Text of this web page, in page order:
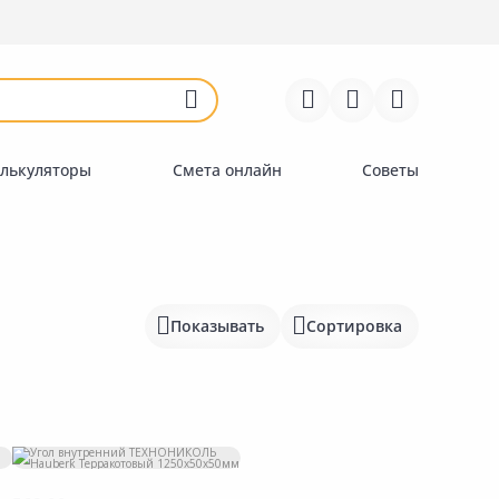
Смета онлайн Советы
Показывать Сортировка